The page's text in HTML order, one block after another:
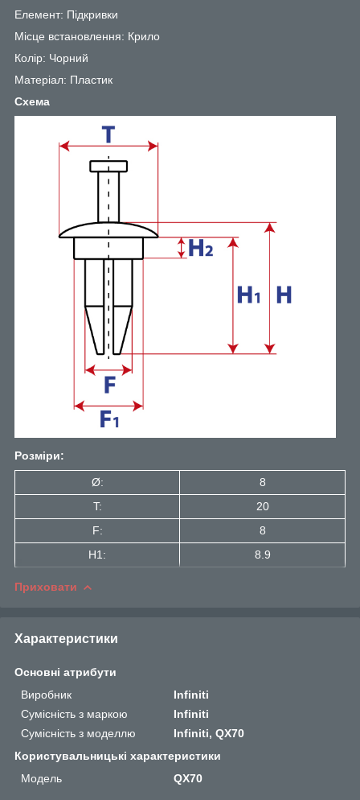
Елемент: Підкривки
Місце встановлення: Крило
Колір: Чорний
Матеріал: Пластик
Схема
Розміри:
Ø:
8
T:
20
F:
8
H1:
8.9
Приховати
Характеристики
Основні атрибути
Виробник
Infiniti
Сумісність з маркою
Infiniti
Сумісність з моделлю
Infiniti, QX70
Користувальницькі характеристики
Мoдель
QX70